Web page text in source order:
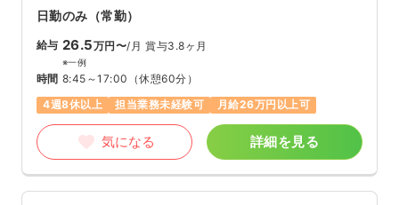
日勤のみ（常勤）
給与 26.5万円〜/月 賞与3.8ヶ月
※一例
時間 8:45～17:00 （休憩60分）
4週8休以上
担当業務未経験可 月給26万円以上可
気になる 詳細を見る